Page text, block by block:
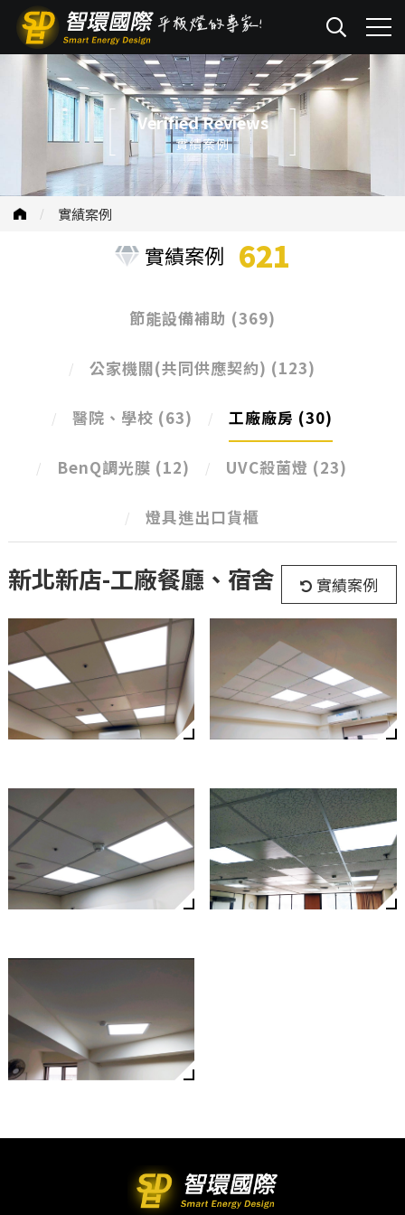
Verified Reviews
實績案例
實績案例
實績案例 621
節能設備補助 (369)
公家機關(共同供應契約) (123)
醫院、學校 (63) 工廠廠房 (30)
BenQ調光膜 (12) UVC殺菌燈 (23)
燈具進出口貨櫃
新北新店-工廠餐廳、宿舍 實績案例